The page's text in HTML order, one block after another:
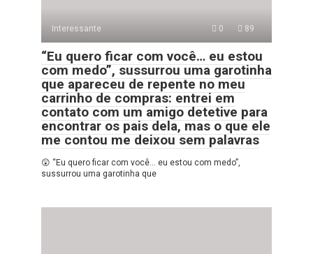
Interessante 0 89
“Eu quero ficar com você… eu estou
com medo”, sussurrou uma garotinha
que apareceu de repente no meu
carrinho de compras: entrei em
contato com um amigo detetive para
encontrar os pais dela, mas o que ele
me contou me deixou sem palavras
😲 “Eu quero ficar com você… eu estou com medo”,
sussurrou uma garotinha que